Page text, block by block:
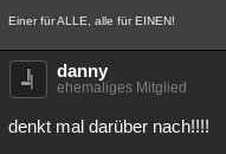
Einer für ALLE, alle für EINEN!
danny
ehemaliges Mitglied
denkt mal darüber nach!!!!